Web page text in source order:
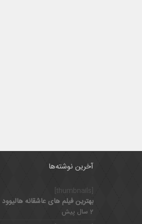
آخرین نوشته‌ها
بهترین فیلم های عاشقانه هالیوود
2 سال پیش